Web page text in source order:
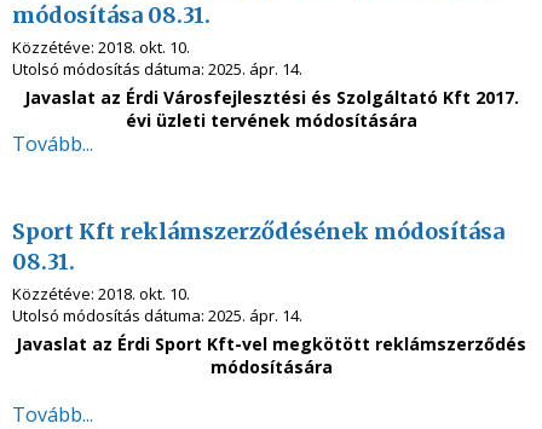
módosítása 08.31.
Közzétéve: 2018. okt. 10.
Utolsó módosítás dátuma: 2025. ápr. 14.
Javaslat az Érdi Városfejlesztési és Szolgáltató Kft 2017.
évi üzleti tervének módosítására
Tovább...
Sport Kft reklámszerződésének módosítása
08.31.
Közzétéve: 2018. okt. 10.
Utolsó módosítás dátuma: 2025. ápr. 14.
Javaslat az Érdi Sport Kft-vel megkötött reklámszerződés
módosítására
Tovább...